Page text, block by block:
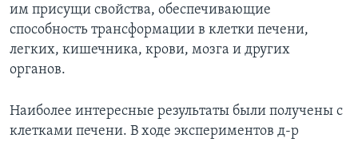
им присущи свойства, обеспечивающие
способность трансформации в клетки печени,
легких, кишечника, крови, мозга и других
органов.
Наиболее интересные результаты были получены с
клетками печени. В ходе экспериментов д-р